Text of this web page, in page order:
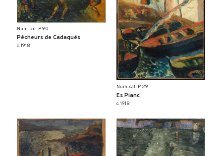
Num. cat. P 90
Pêcheurs de Cadaqués
c. 1918
Num. cat. P 29
Es Pianc
c. 1918